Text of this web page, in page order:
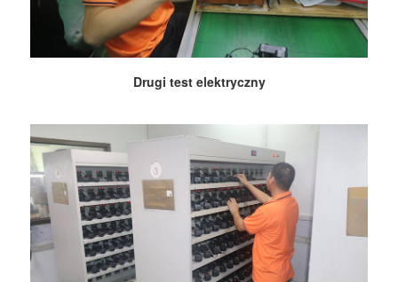
Drugi test elektryczny